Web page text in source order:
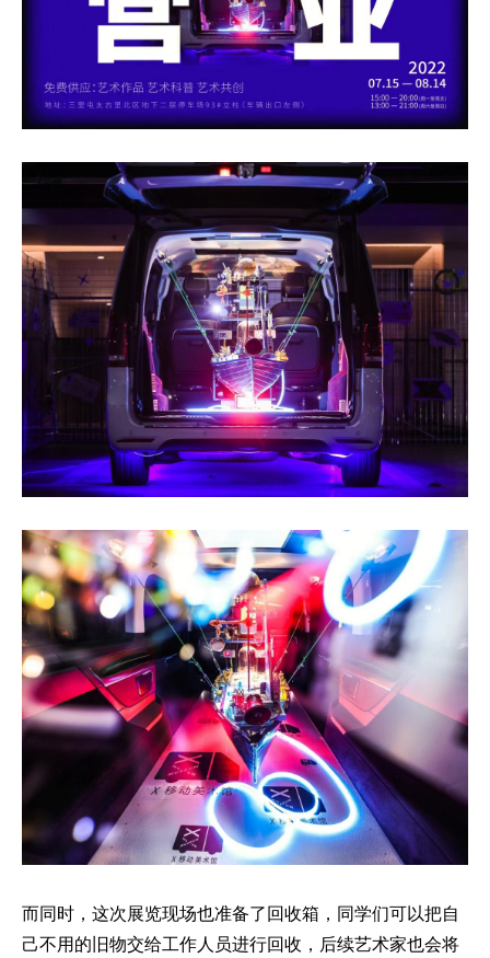
而同时，这次展览现场也准备了回收箱，同学们可以把自
己不用的旧物交给工作人员进行回收，后续艺术家也会将